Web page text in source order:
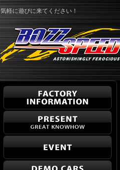
気軽に遊びに来てください！